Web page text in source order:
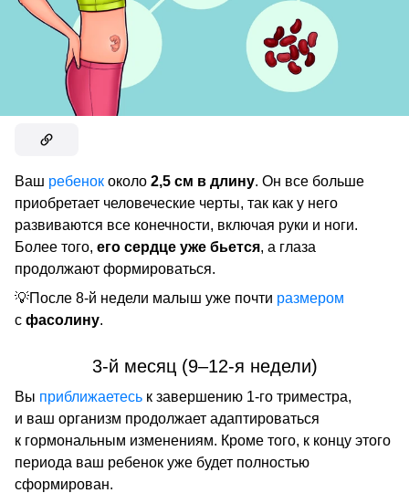
Ваш ребенок около 2,5 см в длину. Он все больше
приобретает человеческие черты, так как у него
развиваются все конечности, включая руки и ноги.
Более того, его сердце уже бьется, а глаза
продолжают формироваться.
💡После 8-й недели малыш уже почти размером
с фасолину.
3-й месяц (9–12-я недели)
Вы приближаетесь к завершению 1-го триместра,
и ваш организм продолжает адаптироваться
к гормональным изменениям. Кроме того, к концу этого
периода ваш ребенок уже будет полностью
сформирован.